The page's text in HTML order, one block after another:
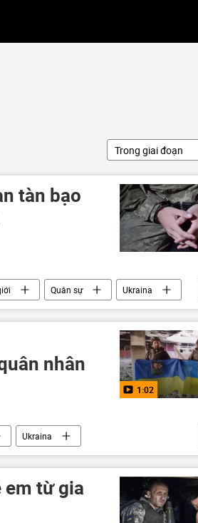
Trong giai đoạn
tàn bạo
Quân sự
Ukraina
nhân
1:02
Ukraina
Thế giới
DNR
Bộ Quốc phòng Nga
em từ gia